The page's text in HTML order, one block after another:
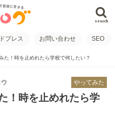
search
プレス お問い合わせ SEO
た！時を止めれたら学校で何したい？
やってみた
！時を止めれたら学